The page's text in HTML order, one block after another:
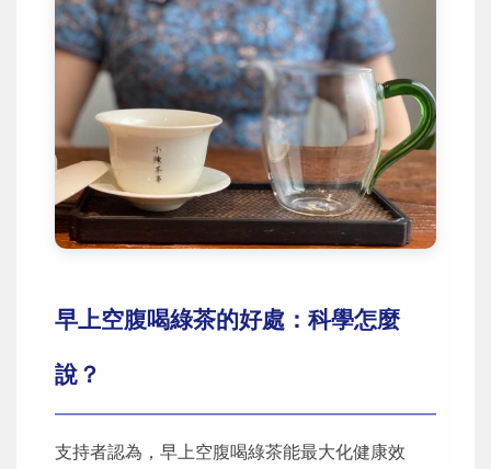
早上空腹喝綠茶的好處：科學怎麼
說？
支持者認為，早上空腹喝綠茶能最大化健康效